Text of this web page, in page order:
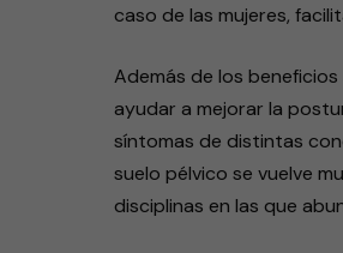
caso de las mujeres,
Además de los
ayudar a mejorar la
síntomas de distintas
suelo pélvico se vuelve
disciplinas en las que